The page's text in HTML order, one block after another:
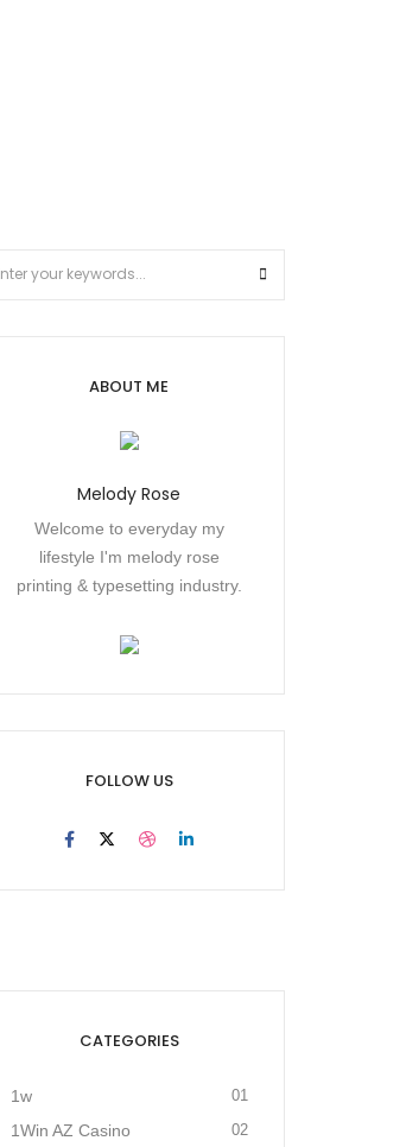
ABOUT ME
Melody Rose
Welcome to everyday my
lifestyle I'm melody rose
printing & typesetting industry.
FOLLOW US
CATEGORIES
1w 01
1Win AZ Casino 02